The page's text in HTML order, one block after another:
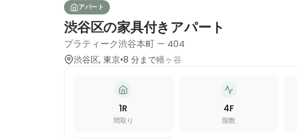
アパート
渋谷区の家具付きアパート
プラティーク渋谷本町 — 404
渋谷区, 東京•8 分まで幡ヶ谷
1R
間取り
4F
階数